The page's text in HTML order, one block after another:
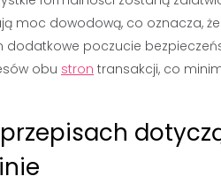
moc dowodową, co oznacza,
dodatkowe poczucie
obu stron transakcji, co